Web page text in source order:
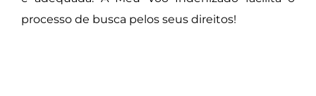
processo de busca pelos seus direitos!